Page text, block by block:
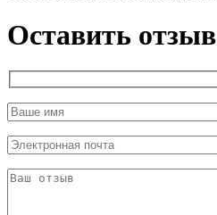
Оставить отзыв